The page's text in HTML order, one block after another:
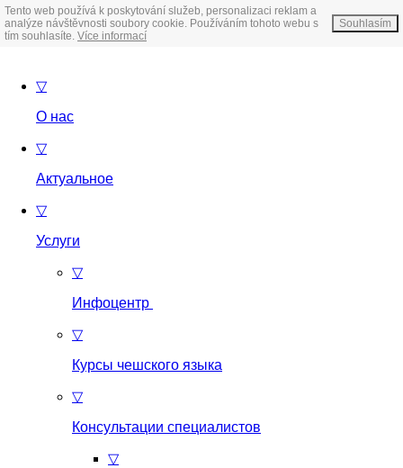
Tento web používá k poskytování služeb, personalizaci reklam a
analýze návštěvnosti soubory cookie. Používáním tohoto webu s
tím souhlasíte. Více informací
Souhlasím
▽
О нас
▽
Актуальное
▽
Услуги
▽
Инфоцентр
▽
Курсы чешского языка
▽
Консультации специалистов
▽